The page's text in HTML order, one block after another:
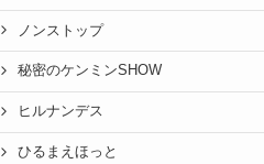
ノンストップ
秘密のケンミンSHOW
ヒルナンデス
ひるまえほっと